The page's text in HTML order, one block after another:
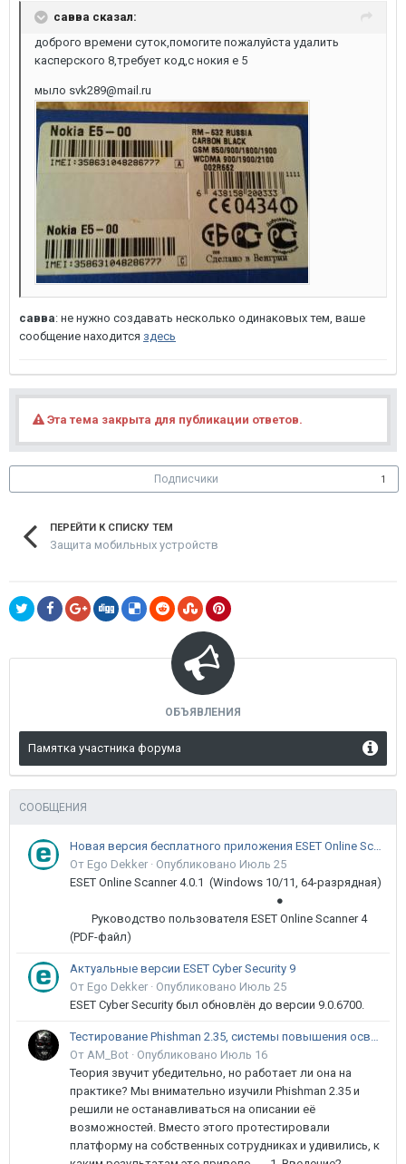
савва сказал:
доброго времени суток,помогите пожалуйста удалить
касперского 8,требует код,с нокия е 5
мыло svk289@mail.ru
савва: не нужно создавать несколько одинаковых тем, ваше
сообщение находится здесь
Эта тема закрыта для публикации ответов.
Подписчики 1
ПЕРЕЙТИ К СПИСКУ ТЕМ
Защита мобильных устройств
ОБЪЯВЛЕНИЯ
Памятка участника форума
СООБЩЕНИЯ
Новая версия бесплатного приложения ESET Online Scanner доступна пользователям
От Ego Dekker · Опубликовано Июль 25
ESET Online Scanner 4.0.1 (Windows 10/11, 64-разрядная)
●
Руководство пользователя ESET Online Scanner 4
(PDF-файл)
Актуальные версии ESET Cyber Security 9
От Ego Dekker · Опубликовано Июль 25
ESET Cyber Security был обновлён до версии 9.0.6700.
Тестирование Phishman 2.35, системы повышения осведомлённости пользователей в сфере ИБ
От AM_Bot · Опубликовано Июль 16
Теория звучит убедительно, но работает ли она на
практике? Мы внимательно изучили Phishman 2.35 и
решили не останавливаться на описании её
возможностей. Вместо этого протестировали
платформу на собственных сотрудниках и удивились, к